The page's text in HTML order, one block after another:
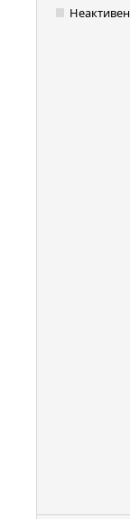
Неактивен